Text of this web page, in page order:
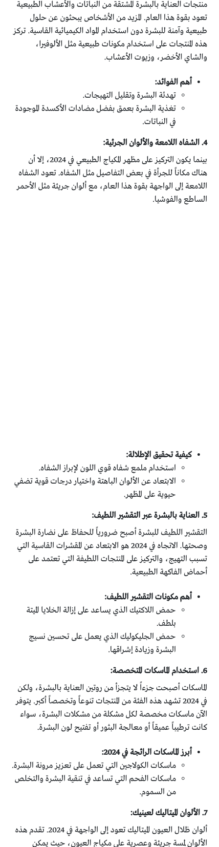
منتجات العناية بالبشرة المشتقة من النباتات والأعشاب الطبيعية
تعود بقوة هذا العام. المزيد من الأشخاص يبحثون عن حلول
طبيعية وآمنة للبشرة دون استخدام المواد الكيميائية القاسية. تركز
هذه المنتجات على استخدام مكونات طبيعية مثل الألوفيرا،
والشاي الأخضر، وزيوت الأعشاب.
أهم الفوائد:
تهدئة البشرة وتقليل التهيجات.
تغذية البشرة بعمق بفضل مضادات الأكسدة الموجودة
في النباتات.
4. الشفاه اللامعة والألوان الجرئية:
بينما يكون التركيز على مظهر المكياج الطبيعي في 2024، إلا أن
هناك مكاناً للجرأة في بعض التفاصيل مثل الشفاه. تعود الشفاه
اللامعة إلى الواجهة بقوة هذا العام، مع ألوان جريئة مثل الأحمر
الساطع والفوشيا.
كيفية تحقيق الإطلالة:
استخدام ملمع شفاه قوي اللون لإبراز الشفاه.
الابتعاد عن الألوان الباهتة واختيار درجات قوية تضفي
حيوية على المظهر.
5. العناية بالبشرة عبر التقشير اللطيف:
التقشير اللطيف للبشرة أصبح ضرورياً للحفاظ على نضارة البشرة
وصحتها. الاتجاه في 2024 هو الابتعاد عن المقشرات القاسية التي
تسبب التهيج، والتركيز على المنتجات اللطيفة التي تعتمد على
أحماض الفاكهة الطبيعية.
أهم مكونات التقشير اللطيف:
حمض اللاكتيك الذي يساعد على إزالة الخلايا الميتة
بلطف.
حمض الجليكوليك الذي يعمل على تحسين نسيج
البشرة وزيادة إشراقها.
6. استخدام الماسكات المتخصصة:
الماسكات أصبحت جزءاً لا يتجزأ من روتين العناية بالبشرة، ولكن
في 2024 تشهد هذه الفئة من المنتجات تنوعاً وتخصصاً أكبر. يتوفر
الآن ماسكات مخصصة لكل مشكلة من مشكلات البشرة، سواء
كانت ترطيباً عميقاً أو معالجة البثور أو تفتيح لون البشرة.
أبرز الماسكات الرائجة في 2024:
ماسكات الكولاجين التي تعمل على تعزيز مرونة البشرة.
ماسكات الفحم التي تساعد في تنقية البشرة والتخلص
من السموم.
7. الألوان الميتاليك لعينيك:
ألوان ظلال العيون الميتاليك تعود إلى الواجهة في 2024. تقدم هذه
الألوان لمسة جريئة وعصرية على مكياج العيون، حيث يمكن